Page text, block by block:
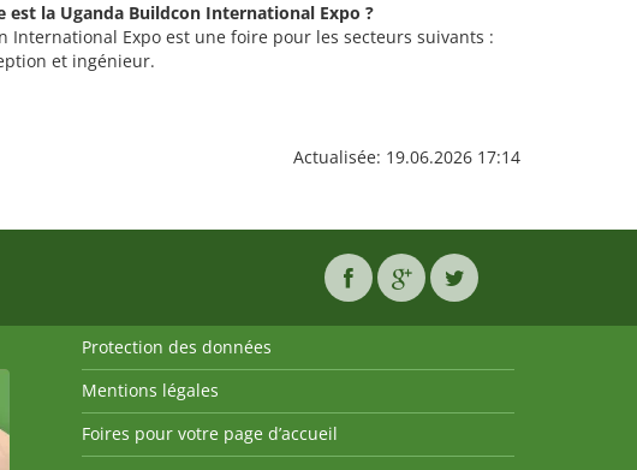
est la Uganda Buildcon International Expo ?
International Expo est une foire pour les secteurs suivants :
et ingénieur.
Actualisée: 19.06.2026 17:14
Protection des données
Mentions légales
Foires pour votre page d’accueil